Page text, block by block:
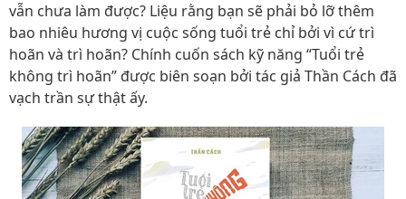
vẫn chưa làm được? Liệu rằng bạn sẽ phải bỏ lỡ thêm
bao nhiêu hương vị cuộc sống tuổi trẻ chỉ bởi vì cứ trì
hoãn và trì hoãn? Chính cuốn sách kỹ năng “Tuổi trẻ
không trì hoãn” được biên soạn bởi tác giả Thần Cách đã
vạch trần sự thật ấy.